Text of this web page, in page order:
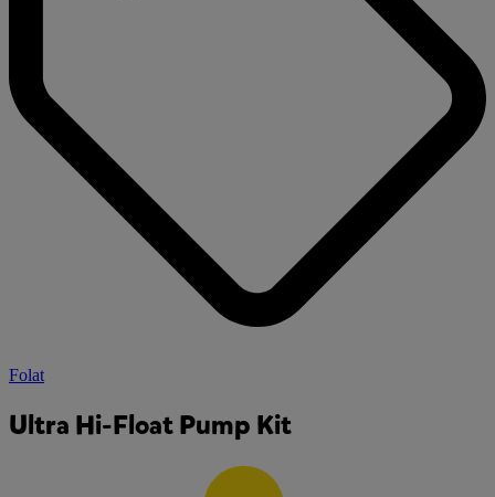
Folat
Ultra Hi-Float Pump Kit